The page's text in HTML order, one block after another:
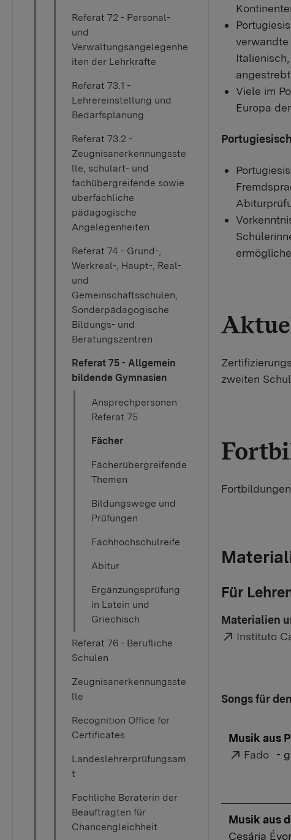
Referat 72 - Personal-
und
Verwaltungsangelegenhe
iten der Lehrkräfte
Referat 73.1 -
Lehrereinstellung und
Bedarfsplanung
Referat 73.2 -
Zeugnisanerkennungsste
lle, schulart- und
fachübergreifende sowie
überfachliche
pädagogische
Angelegenheiten
Referat 74 - Grund-,
Werkreal-, Haupt-, Real-
und
Gemeinschaftsschulen,
Sonderpädagogische
Bildungs- und
Beratungszentren
Referat 75 - Allgemein
bildende Gymnasien
Ansprechpersonen
Referat 75
Fächer
Fächerübergreifende
Themen
Bildungswege und
Prüfungen
Fachhochschulreife
Abitur
Ergänzungsprüfung
in Latein und
Griechisch
Referat 76 - Berufliche
Schulen
Zeugnisanerkennungsste
lle
Recognition Office for
Certificates
Landeslehrerprüfungsam
t
Fachliche Beraterin der
Beauftragten für
Chancengleichheit
verwandte
Viele im
Europa
zweiten
Für
Materialien
Externer
Instituto
Songs für
Musik aus
Externer
Fado -
Musik aus
Cesária